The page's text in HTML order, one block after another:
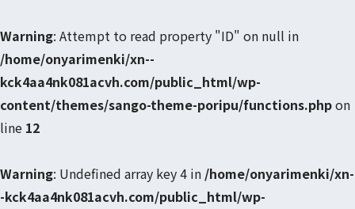
Warning: Attempt to read property "ID" on null in
/home/onyarimenki/xn--
kck4aa4nk081acvh.com/public_html/wp-
content/themes/sango-theme-poripu/functions.phpon
line 12
Warning: Undefined array key 4 in /home/onyarimenki/xn-
-kck4aa4nk081acvh.com/public_html/wp-